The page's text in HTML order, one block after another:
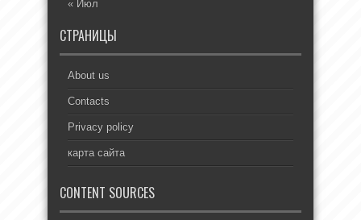
« Июл
СТРАНИЦЫ
About us
Contacts
Privacy policy
карта сайта
CONTENT SOURCES